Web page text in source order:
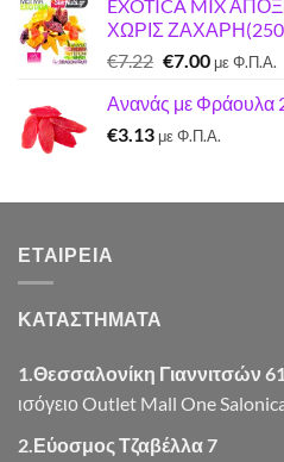
EXOTICA MIX
ΧΩΡΙΣ
€7.22 Original
was:
€7.22.
€7.00Η
τιμή
είναι:
με Φ.Π.Α.
Ανανάς με Φράουλα
€3.13 με Φ.Π.Α.
ΕΤΑΙΡΕΊΑ
ΚΑΤΑΣΤΗΜΑΤΑ
1.Θεσσαλονίκη Γιαννιτσών
ισόγειο Outlet Mall One
2.Εύοσμος Τζαβέλλα 7